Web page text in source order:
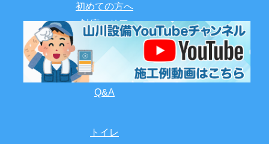
初めての方へ
対応エリア
料金表
割引クーポン
施工事例
Q&A
トイレ